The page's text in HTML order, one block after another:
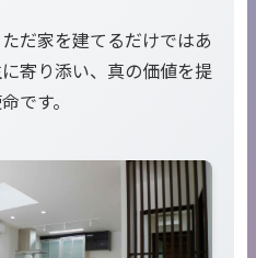
だ家を建てるだけではあ
寄り添い、真の価値を提
です。